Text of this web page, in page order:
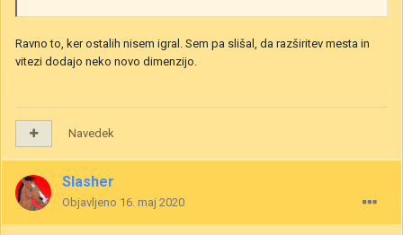
Ravno to, ker ostalih nisem igral. Sem pa slišal, da razširitev mesta in
vitezi dodajo neko novo dimenzijo.
Navedek
Slasher
Objavljeno 16. maj 2020